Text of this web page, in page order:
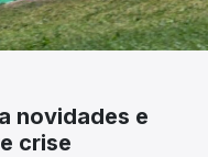
novidades e
crise